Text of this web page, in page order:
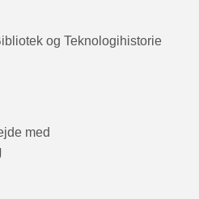
og Teknologihistorie
med